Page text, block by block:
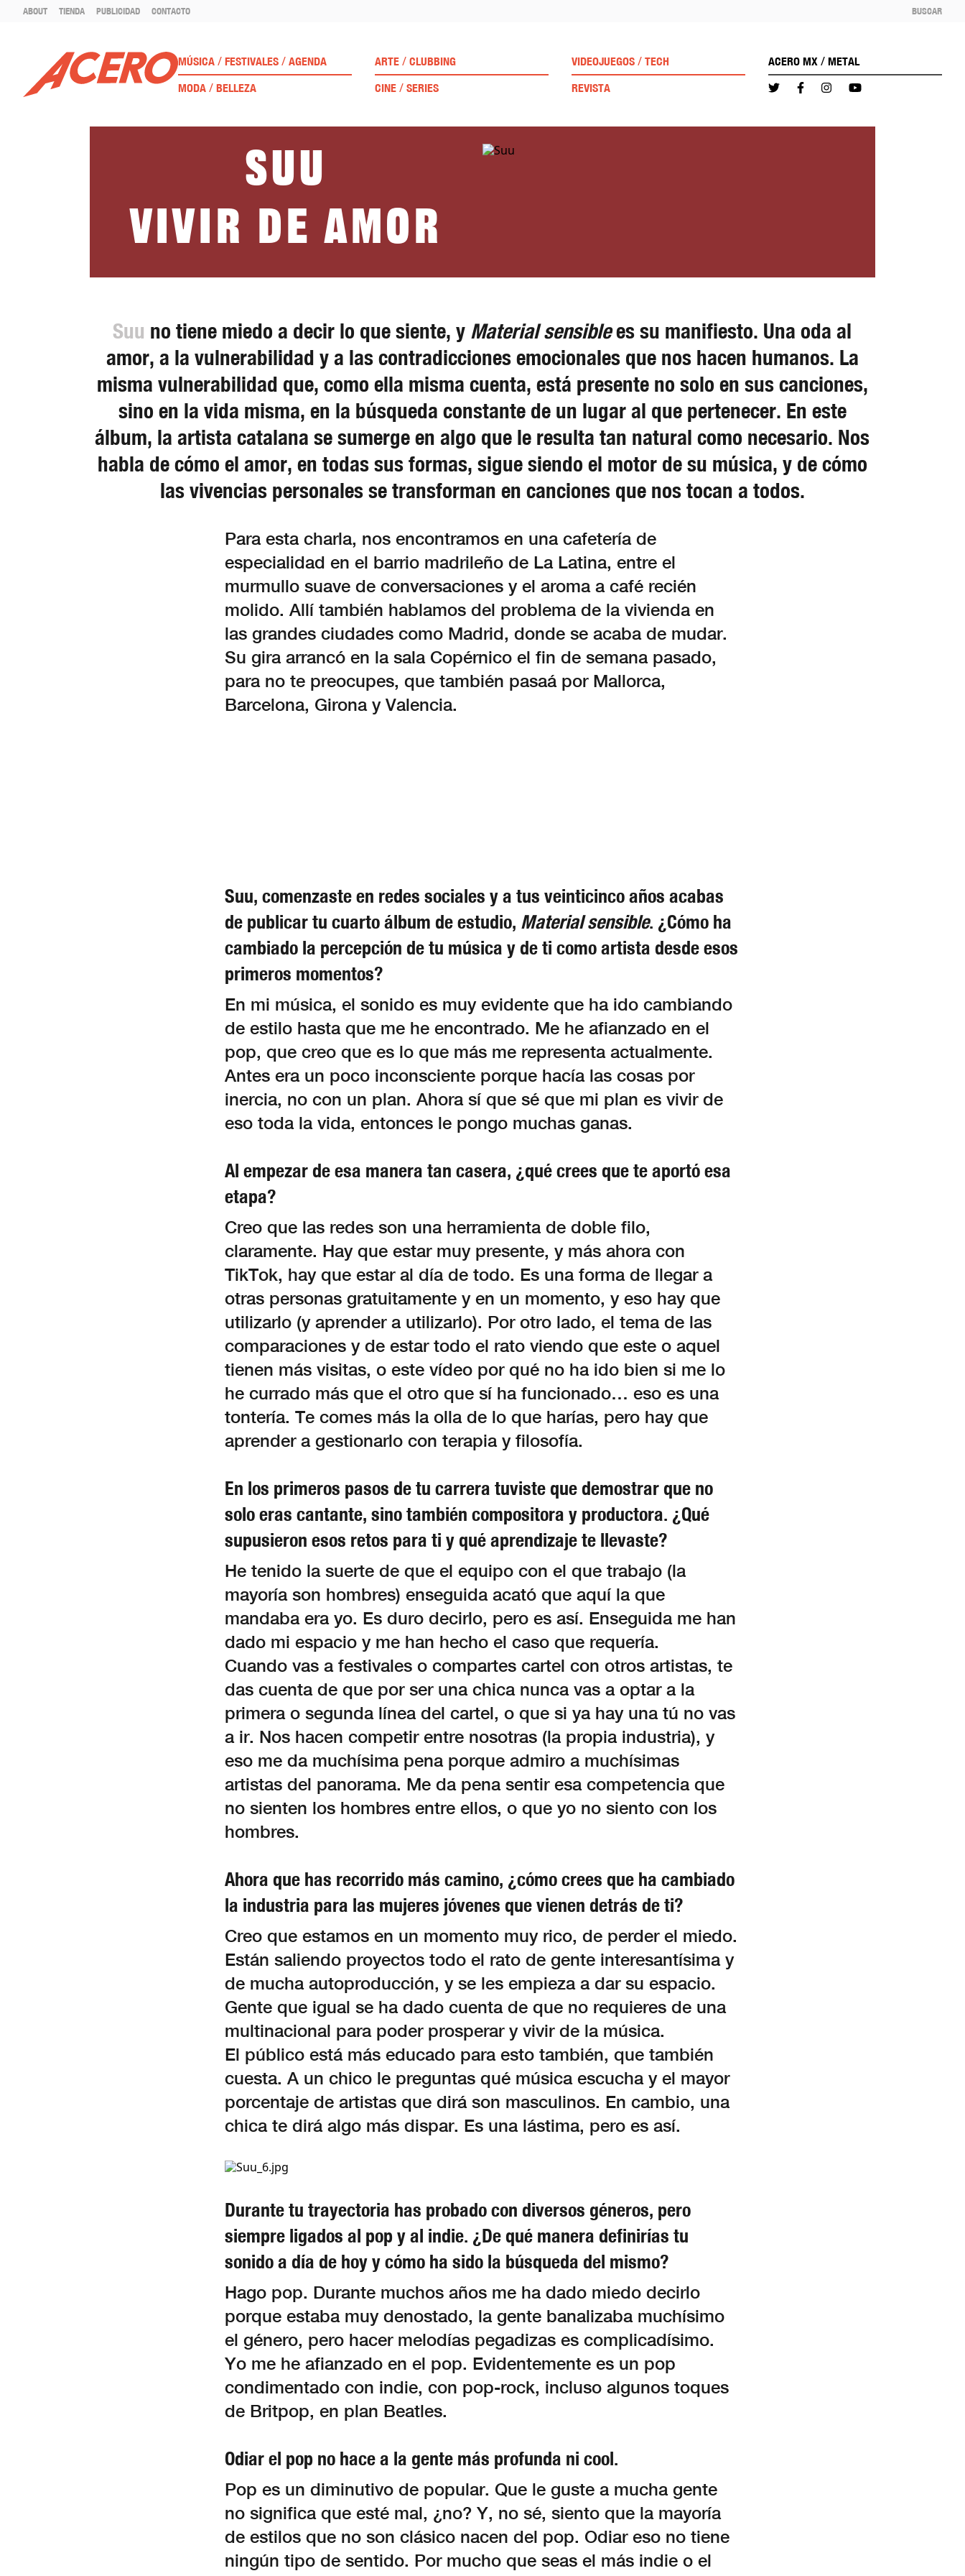
ABOUT TIENDA PUBLICIDAD CONTACTO BUSCAR
MÚSICA / FESTIVALES / AGENDA ARTE / CLUBBING VIDEOJUEGOS / TECH ACERO MX / METAL
MODA / BELLEZA CINE / SERIES REVISTA
Suu
Vivir de amor
Suu no tiene miedo a decir lo que siente, y Material sensiblees su manifiesto. Una oda al
amor, a la vulnerabilidad y a las contradicciones emocionales que nos hacen humanos. La
misma vulnerabilidad que, como ella misma cuenta, está presente no solo en sus canciones,
sino en la vida misma, en la búsqueda constante de un lugar al que pertenecer. En este
álbum, la artista catalana se sumerge en algo que le resulta tan natural como necesario. Nos
habla de cómo el amor, en todas sus formas, sigue siendo el motor de su música, y de cómo
las vivencias personales se transforman en canciones que nos tocan a todos.
Para esta charla, nos encontramos en una cafetería de
especialidad en el barrio madrileño de La Latina, entre el
murmullo suave de conversaciones y el aroma a café recién
molido. Allí también hablamos del problema de la vivienda en
las grandes ciudades como Madrid, donde se acaba de mudar.
Su gira arrancó en la sala Copérnico el fin de semana pasado,
para no te preocupes, que también pasaá por Mallorca,
Barcelona, Girona y Valencia.
Suu, comenzaste en redes sociales y a tus veinticinco años acabas
de publicar tu cuarto álbum de estudio, Material sensible. ¿Cómo ha
cambiado la percepción de tu música y de ti como artista desde esos
primeros momentos?
En mi música, el sonido es muy evidente que ha ido cambiando
de estilo hasta que me he encontrado. Me he afianzado en el
pop, que creo que es lo que más me representa actualmente.
Antes era un poco inconsciente porque hacía las cosas por
inercia, no con un plan. Ahora sí que sé que mi plan es vivir de
eso toda la vida, entonces le pongo muchas ganas.
Al empezar de esa manera tan casera, ¿qué crees que te aportó esa
etapa?
Creo que las redes son una herramienta de doble filo,
claramente. Hay que estar muy presente, y más ahora con
TikTok, hay que estar al día de todo. Es una forma de llegar a
otras personas gratuitamente y en un momento, y eso hay que
utilizarlo (y aprender a utilizarlo). Por otro lado, el tema de las
comparaciones y de estar todo el rato viendo que este o aquel
tienen más visitas, o este vídeo por qué no ha ido bien si me lo
he currado más que el otro que sí ha funcionado… eso es una
tontería. Te comes más la olla de lo que harías, pero hay que
aprender a gestionarlo con terapia y filosofía.
En los primeros pasos de tu carrera tuviste que demostrar que no
solo eras cantante, sino también compositora y productora. ¿Qué
supusieron esos retos para ti y qué aprendizaje te llevaste?
He tenido la suerte de que el equipo con el que trabajo (la
mayoría son hombres) enseguida acató que aquí la que
mandaba era yo. Es duro decirlo, pero es así. Enseguida me han
dado mi espacio y me han hecho el caso que requería.
Cuando vas a festivales o compartes cartel con otros artistas, te
das cuenta de que por ser una chica nunca vas a optar a la
primera o segunda línea del cartel, o que si ya hay una tú no vas
a ir. Nos hacen competir entre nosotras (la propia industria), y
eso me da muchísima pena porque admiro a muchísimas
artistas del panorama. Me da pena sentir esa competencia que
no sienten los hombres entre ellos, o que yo no siento con los
hombres.
Ahora que has recorrido más camino, ¿cómo crees que ha cambiado
la industria para las mujeres jóvenes que vienen detrás de ti?
Creo que estamos en un momento muy rico, de perder el miedo.
Están saliendo proyectos todo el rato de gente interesantísima y
de mucha autoproducción, y se les empieza a dar su espacio.
Gente que igual se ha dado cuenta de que no requieres de una
multinacional para poder prosperar y vivir de la música.
El público está más educado para esto también, que también
cuesta. A un chico le preguntas qué música escucha y el mayor
porcentaje de artistas que dirá son masculinos. En cambio, una
chica te dirá algo más dispar. Es una lástima, pero es así.
Durante tu trayectoria has probado con diversos géneros, pero
siempre ligados al pop y al indie. ¿De qué manera definirías tu
sonido a día de hoy y cómo ha sido la búsqueda del mismo?
Hago pop. Durante muchos años me ha dado miedo decirlo
porque estaba muy denostado, la gente banalizaba muchísimo
el género, pero hacer melodías pegadizas es complicadísimo.
Yo me he afianzado en el pop. Evidentemente es un pop
condimentado con indie, con pop-rock, incluso algunos toques
de Britpop, en plan Beatles.
Odiar el pop no hace a la gente más profunda ni cool.
Pop es un diminutivo de popular. Que le guste a mucha gente
no significa que esté mal, ¿no? Y, no sé, siento que la mayoría
de estilos que no son clásico nacen del pop. Odiar eso no tiene
ningún tipo de sentido. Por mucho que seas el más indie o el